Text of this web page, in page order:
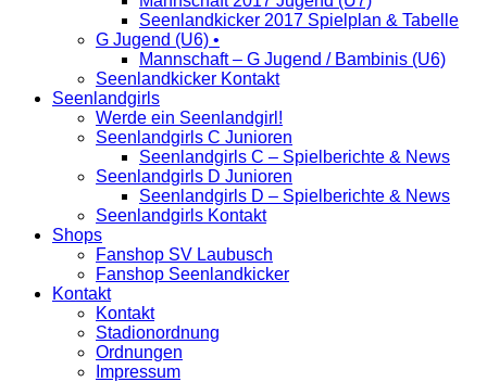
Seenlandkicker 2017 Spielplan & Tabelle
G Jugend (U6) •
Mannschaft – G Jugend / Bambinis (U6)
Seenlandkicker Kontakt
Seenlandgirls
Werde ein Seenlandgirl!
Seenlandgirls C Junioren
Seenlandgirls C – Spielberichte & News
Seenlandgirls D Junioren
Seenlandgirls D – Spielberichte & News
Seenlandgirls Kontakt
Shops
Fanshop SV Laubusch
Fanshop Seenlandkicker
Kontakt
Kontakt
Stadionordnung
Ordnungen
Impressum